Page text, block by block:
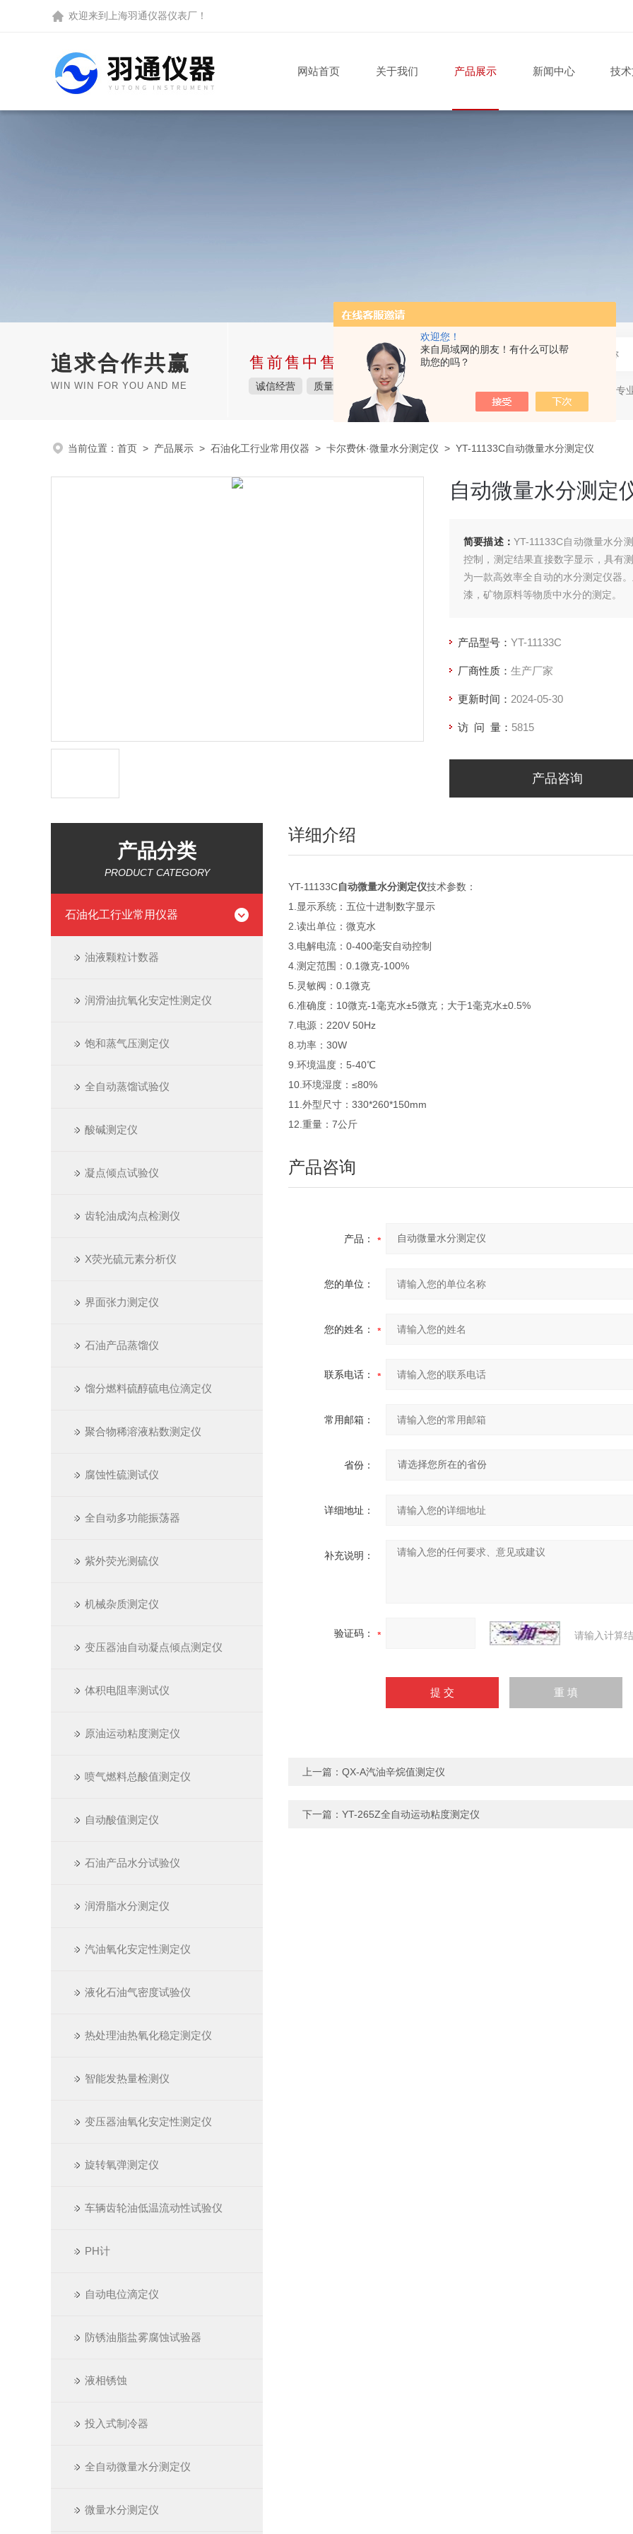
欢迎您！
来自局域网的朋友！有什么可以帮
助您的吗？
欢迎来到 上海羽通仪器仪表厂 ！
网站首页 关于我们 产品展示 新闻中心 技
追求合作共赢
WIN WIN FOR YOU AND ME
售前售中售后完整的服务体系
诚信经营 质量保障 价格实惠 热门关键词：石油产品专
当前位置： 首页 > 产品展示 > 石油化工行业常用仪器 > 卡尔费休·微量水分测定仪 > YT-11133C自动微量水分测定仪
自动微量水分测定
简要描述：YT-11133C自动微量水分
控制，测定结果直接数字显示，具有
为一款高效率全自动的水分测定仪器
漆，矿物原料等物质中水分的测定。
产品型号： YT-11133C
厂商性质： 生产厂家
更新时间： 2024-05-30
访 问 量： 5815
产品咨询
产品分类
PRODUCT CATEGORY
石油化工行业常用仪器
油液颗粒计数器
润滑油抗氧化安定性测定仪
饱和蒸气压测定仪
全自动蒸馏试验仪
酸碱测定仪
凝点倾点试验仪
齿轮油成沟点检测仪
X荧光硫元素分析仪
界面张力测定仪
石油产品蒸馏仪
馏分燃料硫醇硫电位滴定仪
聚合物稀溶液粘数测定仪
腐蚀性硫测试仪
全自动多功能振荡器
紫外荧光测硫仪
机械杂质测定仪
变压器油自动凝点倾点测定仪
体积电阻率测试仪
原油运动粘度测定仪
喷气燃料总酸值测定仪
自动酸值测定仪
石油产品水分试验仪
润滑脂水分测定仪
汽油氧化安定性测定仪
液化石油气密度试验仪
热处理油热氧化稳定测定仪
智能发热量检测仪
变压器油氧化安定性测定仪
旋转氧弹测定仪
车辆齿轮油低温流动性试验仪
PH计
自动电位滴定仪
防锈油脂盐雾腐蚀试验器
液相锈蚀
投入式制冷器
全自动微量水分测定仪
微量水分测定仪
详细介绍
YT-11133C自动微量水分测定仪技术参数：
1.显示系统：五位十进制数字显示
2.读出单位：微克水
3.电解电流：0-400毫安自动控制
4.测定范围：0.1微克-100%
5.灵敏阀：0.1微克
6.准确度：10微克-1毫克水±5微克；大于1毫克水±0.5%
7.电源：220V 50Hz
8.功率：30W
9.环境温度：5-40℃
10.环境湿度：≤80%
11.外型尺寸：330*260*150mm
12.重量：7公斤
产品咨询
产品：
您的单位：
您的姓名：
联系电话：
常用邮箱：
省份：
详细地址：
补充说明：
验证码： 请输入计算
上一篇： QX-A汽油辛烷值测定仪
下一篇： YT-265Z全自动运动粘度测定仪